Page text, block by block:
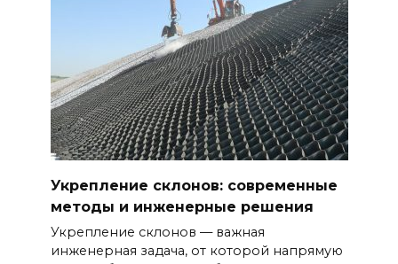
Укрепление склонов: современные
методы и инженерные решения
Укрепление склонов — важная
инженерная задача, от которой напрямую